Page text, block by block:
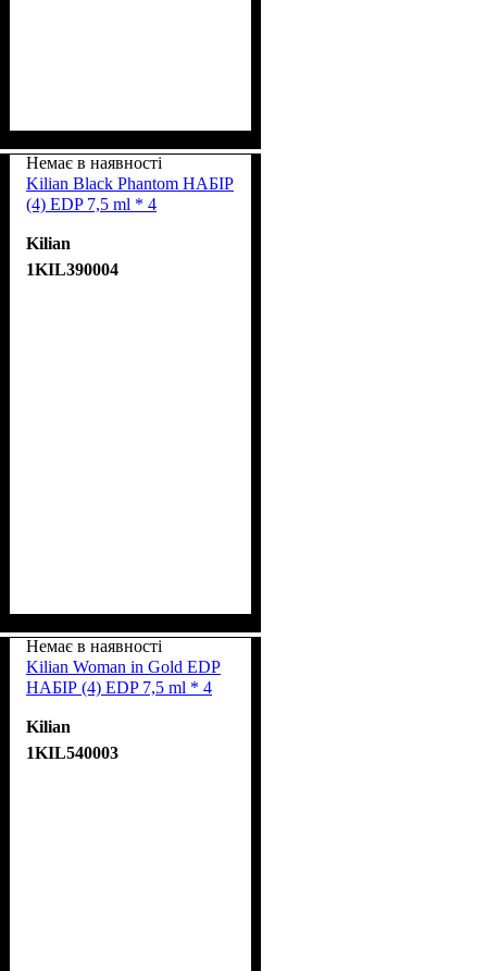
Немає в наявності
Kilian Black Phantom НАБІР
(4) EDP 7,5 ml * 4
Kilian
1KIL390004
Немає в наявності
Kilian Woman in Gold EDP
НАБІР (4) EDP 7,5 ml * 4
Kilian
1KIL540003